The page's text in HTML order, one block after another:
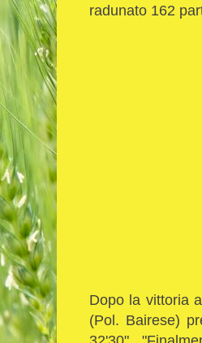
radunato 162
Dopo la vittoria
(Pol. Bairese)